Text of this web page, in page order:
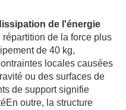
de l'énergie
de la force plus
de 40 kg,
locales causées
ou des surfaces de
de support signifie
outre, la structure